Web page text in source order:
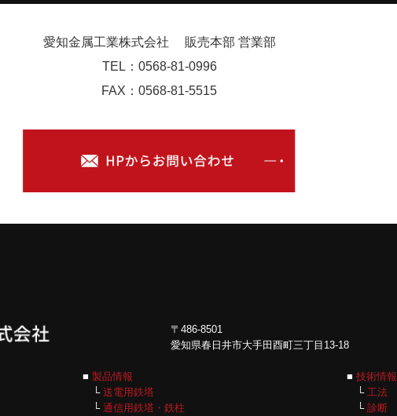
愛知金属工業株式会社
販売本部 営業部
TEL ： 0568-81-0996
FAX：0568-81-5515
〒486-8501
愛知県春日井市大手田酉町三丁目13-18
■ 製品情報
└ 送電用鉄塔
└ 通信用鉄塔・鉄柱
■技術情報
└工法
└診断